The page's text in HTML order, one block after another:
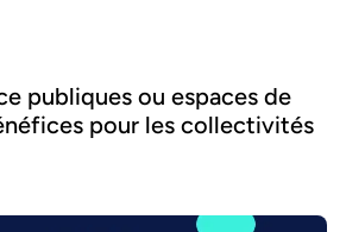
publiques ou espaces de
pour les collectivités